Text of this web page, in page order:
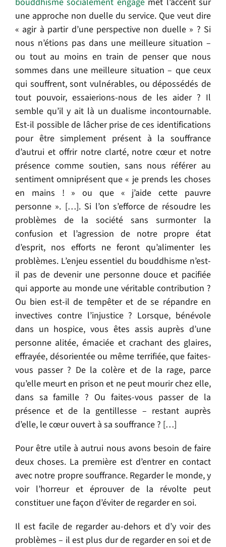
une approche non duelle du service. Que veut dire
« agir à partir d’une perspective non duelle » ? Si
nous n’étions pas dans une meilleure situation –
ou tout au moins en train de penser que nous
sommes dans une meilleure situation – que ceux
qui souffrent, sont vulnérables, ou dépossédés de
tout pouvoir, essaierions-nous de les aider ? Il
semble qu’il y ait là un dualisme incontournable.
Est-il possible de lâcher prise de ces identifications
pour être simplement présent à la souffrance
d’autrui et offrir notre clarté, notre cœur et notre
présence comme soutien, sans nous référer au
sentiment omniprésent que « je prends les choses
en mains ! » ou que « j’aide cette pauvre
personne ». […]. Si l’on s’efforce de résoudre les
problèmes de la société sans surmonter la
confusion et l’agression de notre propre état
d’esprit, nos efforts ne feront qu’alimenter les
problèmes. L’enjeu essentiel du bouddhisme n’est-
il pas de devenir une personne douce et pacifiée
qui apporte au monde une véritable contribution ?
Ou bien est-il de tempêter et de se répandre en
invectives contre l’injustice ? Lorsque, bénévole
dans un hospice, vous êtes assis auprès d’une
personne alitée, émaciée et crachant des glaires,
effrayée, désorientée ou même terrifiée, que faites-
vous passer ? De la colère et de la rage, parce
qu’elle meurt en prison et ne peut mourir chez elle,
dans sa famille ? Ou faites-vous passer de la
présence et de la gentillesse – restant auprès
d’elle, le cœur ouvert à sa souffrance ? […]
Pour être utile à autrui nous avons besoin de faire
deux choses. La première est d’entrer en contact
avec notre propre souffrance. Regarder le monde, y
voir l’horreur et éprouver de la révolte peut
constituer une façon d’éviter de regarder en soi.
Il est facile de regarder au-dehors et d’y voir des
problèmes – il est plus dur de regarder en soi et de